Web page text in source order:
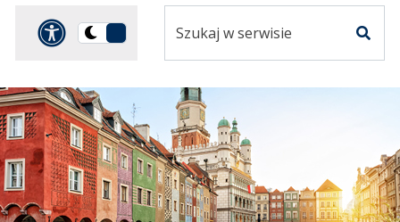
Panel dostosowania
Przełącz
ciemną
serwisie